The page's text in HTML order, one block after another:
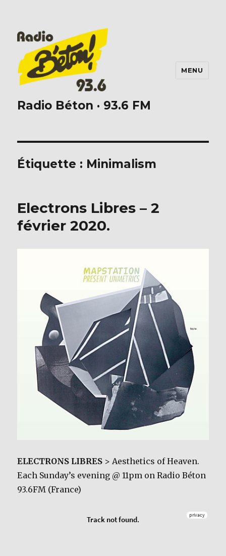
Radio Béton · 93.6 FM
MENU
Étiquette : Minimalism
Electrons Libres – 2
février 2020.
ELECTRONS LIBRES > Aesthetics of Heaven.
Each Sunday’s evening @ 11pm on Radio Béton
93.6FM (France)